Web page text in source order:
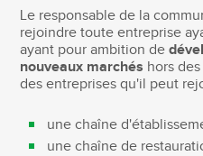
Le responsable de la
rejoindre toute entreprise
ayant pour ambition de
nouveaux marchés hors
des entreprises qu'il peut
une chaîne
une chaîne de